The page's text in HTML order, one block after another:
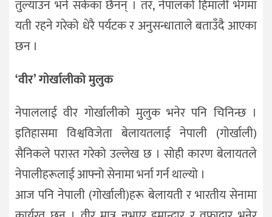
तुल्याउन भने सकेका छैनन् । तर, नेपालको हिमाली भेगमा
यती रहने गरेको धेरै पर्यटक र अनुसन्धाताले बताउँदै आएका
छन ।
‘वीर’ गोर्खालीको मुलुक
नेपाललाई वीर गोर्खालीको मुलुक भनेर पनि चिनिन्छ ।
इतिहासमा विश्वविजेता बेलायतलाई नेपाली (गोर्खाली)
सैनिकले परास्त गरेको उल्लेख छ । सोही कारण बेलायतले
नेपालीहरूलाई आफ्नो सेनामा भर्ना गर्न थाल्यो ।
आज पनि नेपाली (गोर्खाली)हरू बेलायती र भारतीय सेनामा